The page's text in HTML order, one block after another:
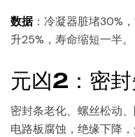
数据：冷凝器脏堵30%
升25%，寿命缩短一半。
元凶2：密
密封条老化、螺丝松动
电路板腐蚀，绝缘下降，